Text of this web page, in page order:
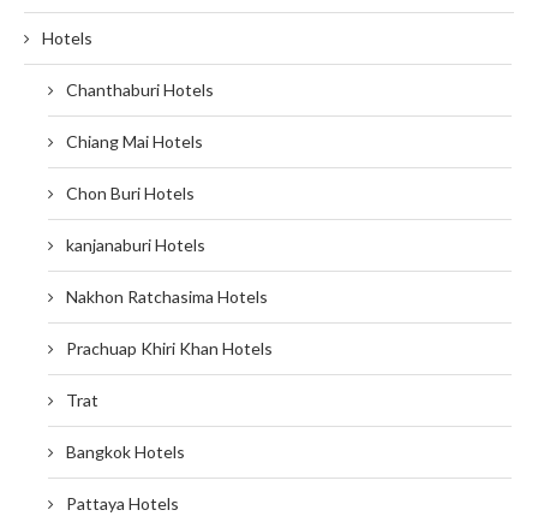
Hotels
Chanthaburi Hotels
Chiang Mai Hotels
Chon Buri Hotels
kanjanaburi Hotels
Nakhon Ratchasima Hotels
Prachuap Khiri Khan Hotels
Trat
Bangkok Hotels
Pattaya Hotels